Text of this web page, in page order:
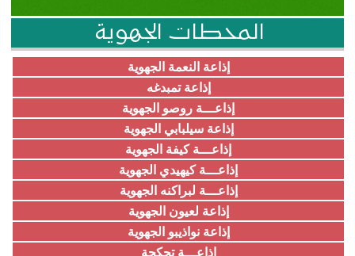
المحطات الجهوية
إذاعة النعمة الجهوية
إذاعة تمبدغه
إذاعـــة روصو الجهوية
إذاعة سيلبابي الجهوية
إذاعـــة كيفة الجهوية
إذاعـــة كيهيدي الجهوية
إذاعـــة لبراكنه الجهوية
إذاعة لعيون الجهوية
إذاعة نواذيبو الجهوية
إذاعـــة تجكجة